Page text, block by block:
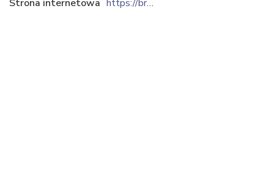
Strona internetowa
https://bromaz.pl